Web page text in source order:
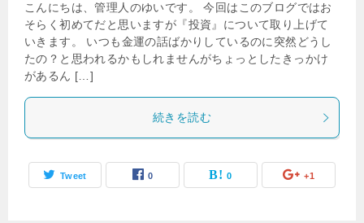
こんにちは、管理人のゆいです。 今回はこのブログではお
そらく初めてだと思いますが『投資』について取り上げて
いきます。 いつも金運の話ばかりしているのに突然どうし
たの？と思われるかもしれませんがちょっとしたきっかけ
があるん […]
続きを読む
Tweet 0 0 +1